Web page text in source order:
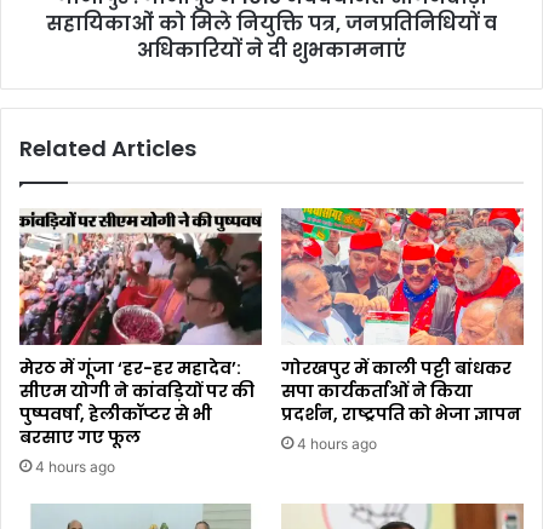
सहायिकाओं को मिले नियुक्ति पत्र, जनप्रतिनिधियों व
अधिकारियों ने दी शुभकामनाएं
Related Articles
मेरठ में गूंजा ‘हर-हर महादेव’:
सीएम योगी ने कांवड़ियों पर की
पुष्पवर्षा, हेलीकॉप्टर से भी
बरसाए गए फूल
4 hours ago
गोरखपुर में काली पट्टी बांधकर
सपा कार्यकर्ताओं ने किया
प्रदर्शन, राष्ट्रपति को भेजा ज्ञापन
4 hours ago